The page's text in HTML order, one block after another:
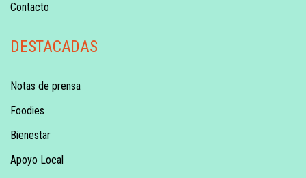
Contacto
DESTACADAS
Notas de prensa
Foodies
Bienestar
Apoyo Local